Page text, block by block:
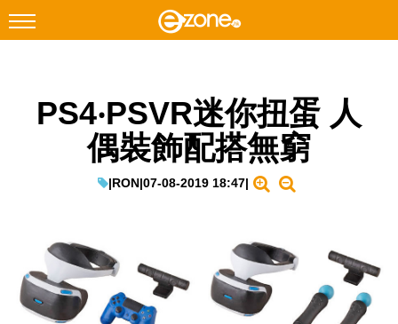
Facebook Instagram
教學評測
EduTech
IT Times
PS4‧PSVR迷你扭蛋 人
偶裝飾配搭無窮
|RON|07-08-2019 18:47|